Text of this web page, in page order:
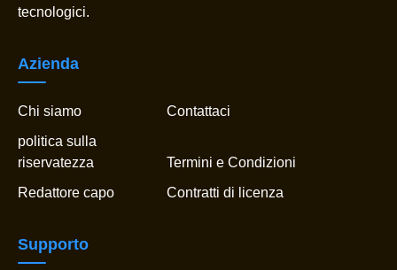
tecnologici.
Azienda
Chi siamo
Contattaci
politica sulla
riservatezza
Termini e Condizioni
Redattore capo
Contratti di licenza
Supporto